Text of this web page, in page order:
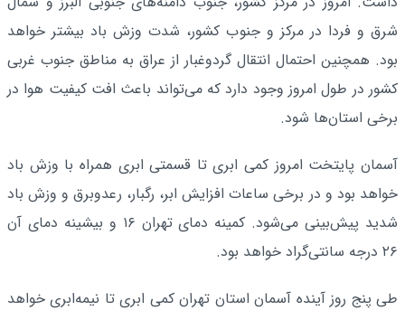
شرق و فردا در مرکز و جنوب کشور، شدت وزش باد بیشتر خواهد
بود. همچنین احتمال انتقال گردوغبار از عراق به مناطق جنوب غربی
کشور در طول امروز وجود دارد که می‌تواند باعث افت کیفیت هوا در
برخی استان‌ها شود.
آسمان پایتخت امروز کمی ابری تا قسمتی ابری همراه با وزش باد
خواهد بود و در برخی ساعات افزایش ابر، رگبار، رعدوبرق و وزش باد
شدید پیش‌بینی می‌شود. کمینه دمای تهران ۱۶ و بیشینه دمای آن
۲۶ درجه سانتی‌گراد خواهد بود.
طی پنج روز آینده آسمان استان تهران کمی ابری تا نیمه‌ابری خواهد